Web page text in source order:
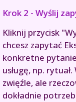
Krok 2 - Wyślij
Kliknij przycisk
chcesz zapytać
konkretne
usługę, np.
zwięźle, ale
dokładnie